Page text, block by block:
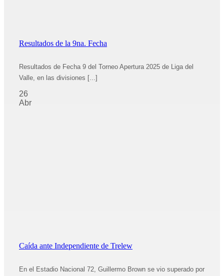
Resultados de la 9na. Fecha
Resultados de Fecha 9 del Torneo Apertura 2025 de Liga del
Valle, en las divisiones [...]
26
Abr
Caída ante Independiente de Trelew
En el Estadio Nacional 72, Guillermo Brown se vio superado por